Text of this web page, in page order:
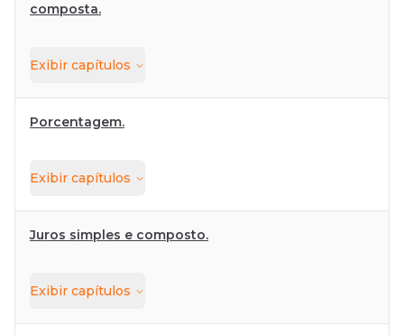
composta.
Exibir capítulos
Porcentagem.
Exibir capítulos
Juros simples e composto.
Exibir capítulos